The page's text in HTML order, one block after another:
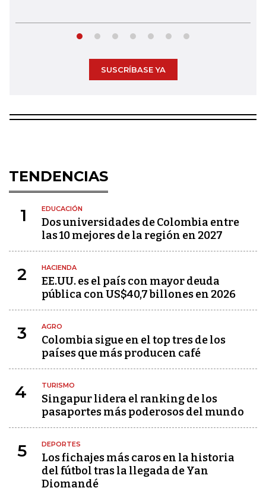
SUSCRÍBASE YA
TENDENCIAS
1 EDUCACIÓN
Dos universidades de Colombia entre
las 10 mejores de la región en 2027
2 HACIENDA
EE.UU. es el país con mayor deuda
pública con US$40,7 billones en 2026
3 AGRO
Colombia sigue en el top tres de los
países que más producen café
4 TURISMO
Singapur lidera el ranking de los
pasaportes más poderosos del mundo
5 DEPORTES
Los fichajes más caros en la historia
del fútbol tras la llegada de Yan
Diomandé